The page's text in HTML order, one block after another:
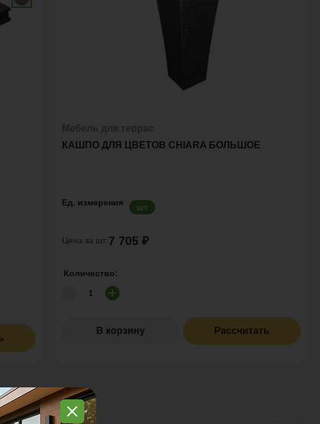
КАШПО ДЛЯ ЦВЕТОВ CHIARA БОЛЬШОЕ
Ед. измерения
шт
Цена за шт:7 705 ₽
Количество:
В корзину Рассчитать